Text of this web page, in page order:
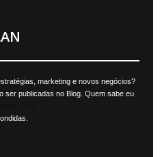
marketing e novos negócios?
ser publicadas no Blog. Quem sabe eu